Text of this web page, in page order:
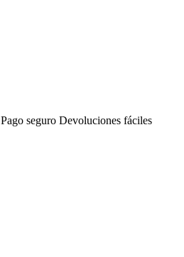
Pago seguro Devoluciones fáciles